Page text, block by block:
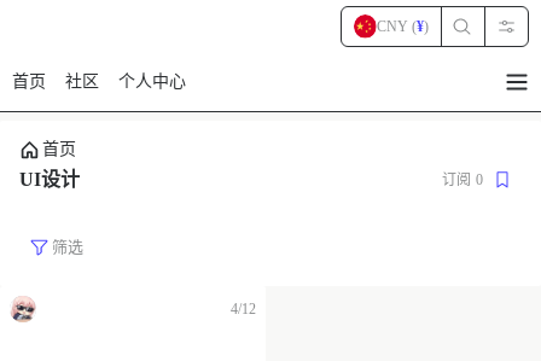
首页 社区 个人中心
CNY (¥)
首页
UI设计 订阅 0
筛选
4/12